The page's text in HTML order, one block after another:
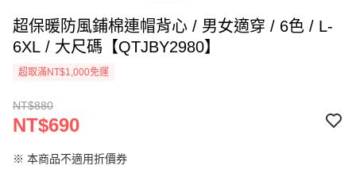
超保暖防風鋪棉連帽背心 / 男女適穿 / 6色 / L-
6XL / 大尺碼【QTJBY2980】
超取滿NT$1,000免運
NT$880
NT$690
※ 本商品不適用折價券